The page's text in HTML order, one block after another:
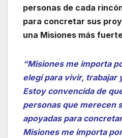
personas de cada
para concretar sus
una Misiones más
“Misiones me importa
elegí para vivir, trabajar
Estoy convencida de
personas que merecen
apoyadas para
Misiones me importa